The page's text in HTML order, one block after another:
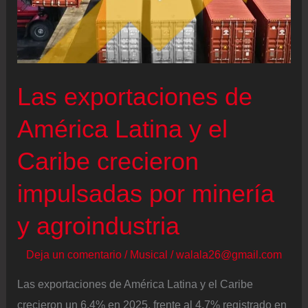
Las exportaciones de
América Latina y el
Caribe crecieron
impulsadas por minería
y agroindustria
Deja un comentario / Musical /walala26@gmail.com
Las exportaciones de América Latina y el Caribe
crecieron un 6.4% en 2025, frente al 4.7% registrado en